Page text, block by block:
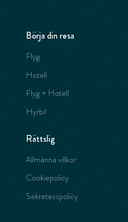
Börja din resa
Flyg
Hotell
Flyg + Hotell
Hyrbil
Rättslig
Allmänna villkor
Cookiepolicy
Sekretesspolicy